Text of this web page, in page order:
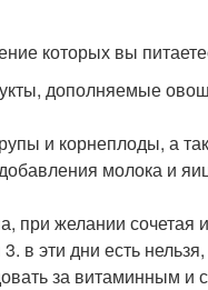
которых вы
дополняемые
и корнеплоды, а
молока и
при желании сочетая
в эти дни есть
за витаминным и